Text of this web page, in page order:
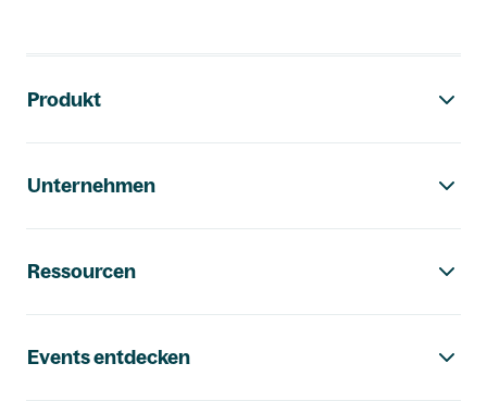
Produkt
Unternehmen
Ressourcen
Events entdecken